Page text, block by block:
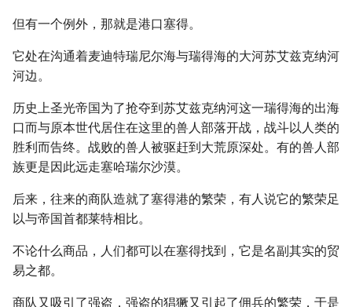
但有一个例外，那就是港口塞得。
它处在沟通着麦迪特瑞尼尔海与瑞得海的大河苏艾兹克纳河
河边。
历史上圣光帝国为了抢夺到苏艾兹克纳河这一瑞得海的出海
口而与原本世代居住在这里的兽人部落开战，战斗以人类的
胜利而告终。战败的兽人被驱赶到大荒原深处。有的兽人部
族更是因此远走塞哈瑞尔沙漠。
后来，往来的商队造就了塞得港的繁荣，有人说它的繁荣足
以与帝国首都莱特相比。
不论什么商品，人们都可以在塞得找到，它是名副其实的贸
易之都。
商队又吸引了强盗，强盗的猖獗又引起了佣兵的繁荣，于是